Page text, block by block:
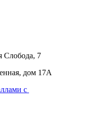
Слобода, 7
дом 17А
с